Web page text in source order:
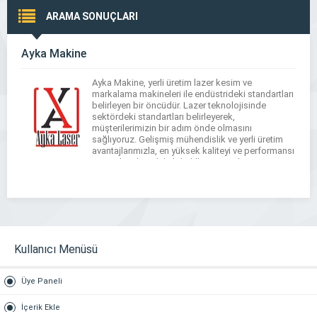
ARAMA SONUÇLARI
Ayka Makine
Ayka Makine, yerli üretim lazer kesim ve
markalama makineleri ile endüstrideki standartları
belirleyen bir öncüdür. Lazer teknolojisinde
sektördeki standartları belirleyerek,
müşterilerimizin bir adım önde olmasını
sağlıyoruz. Gelişmiş mühendislik ve yerli üretim
avantajlarımızla, en yüksek kaliteyi ve performansı
sunarak sektördeki liderliğimizi sürdürüyoruz.
makinelerimizi […]
Kullanıcı Menüsü
Üye Paneli
İçerik Ekle